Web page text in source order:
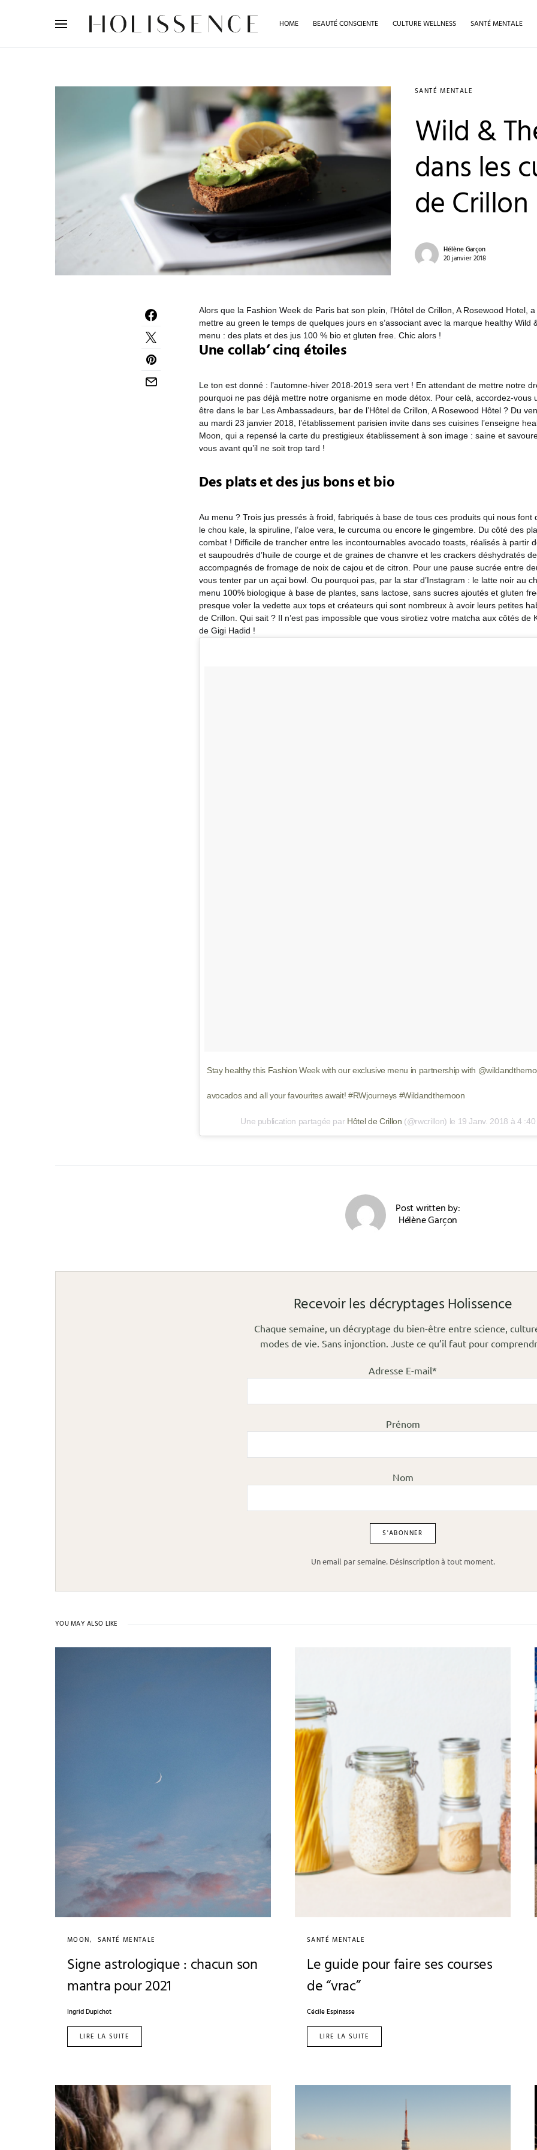
HOME BEAUTÉ CONSCIENTE CULTURE WELLNESS SANTÉ MENTALE
SANTÉ MENTALE
Wild &
dans les
de Crillon
Hélène Garçon
20 janvier 2018
Alors que la Fashion Week de Paris bat son plein, l’Hôtel de Crillon, A Rosewood Hotel,
mettre au green le temps de quelques jours en s’associant avec la marque healthy Wild
menu : des plats et des jus 100 % bio et gluten free. Chic alors !
Une collab’ cinq étoiles
Le ton est donné : l’automne-hiver 2018-2019 sera vert ! En attendant de mettre notre
pourquoi ne pas déjà mettre notre organisme en mode détox. Pour celà, accordez-vous
être dans le bar Les Ambassadeurs, bar de l’Hôtel de Crillon, A Rosewood Hôtel ? Du
au mardi 23 janvier 2018, l’établissement parisien invite dans ses cuisines l’enseigne
Moon, qui a repensé la carte du prestigieux établissement à son image : saine et
vous avant qu’il ne soit trop tard !
Des plats et des jus bons et bio
Au menu ? Trois jus pressés à froid, fabriqués à base de tous ces produits qui nous font
le chou kale, la spiruline, l’aloe vera, le curcuma ou encore le gingembre. Du côté des
combat ! Difficile de trancher entre les incontournables avocado toasts, réalisés à partir
et saupoudrés d’huile de courge et de graines de chanvre et les crackers déshydratés
accompagnés de fromage de noix de cajou et de citron. Pour une pause sucrée entre
vous tenter par un açai bowl. Ou pourquoi pas, par la star d’Instagram : le latte noir au
menu 100% biologique à base de plantes, sans lactose, sans sucres ajoutés et gluten
presque voler la vedette aux tops et créateurs qui sont nombreux à avoir leurs petites
de Crillon. Qui sait ? Il n’est pas impossible que vous sirotiez votre matcha aux côtés de
de Gigi Hadid !
Stay healthy this Fashion Week with our exclusive menu in partnership with
avocados and all your favourites await! #RWjourneys #Wildandthemoon
Une publication partagée par Hôtel de Crillon (@rwcrillon) le 19 Janv. 2018 à 4 :40
Post written by:
Hélène Garçon
Recevoir les décryptages Holissence
Chaque semaine, un décryptage du bien-être entre science,
modes de vie. Sans injonction. Juste ce qu’il faut pour
Adresse E-mail*
Prénom
Nom
Un email par semaine. Désinscription à tout moment.
YOU MAY ALSO LIKE
MOON SANTÉ MENTALE
Signe astrologique : chacun son
mantra pour 2021
Ingrid Dupichot
LIRE LA SUITE
SANTÉ MENTALE
Le guide pour faire ses courses
de “vrac”
Cécile Espinasse
LIRE LA SUITE